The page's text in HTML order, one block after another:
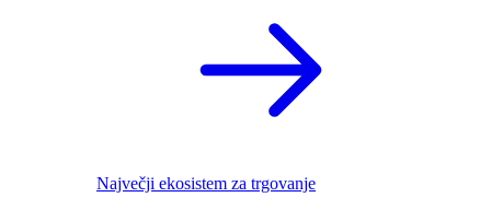
Največji ekosistem za trgovanje